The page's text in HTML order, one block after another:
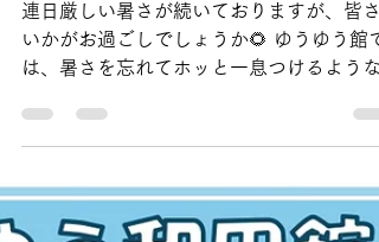
2026年 8月のお知らせ📢
連日厳しい暑さが続いておりますが、皆さ
は、暑さを忘れてホッと一息つけるような
涼しく快適なお部屋と冷水機をご用意して
としてご利用ください。 ゆうゆう館は区内
に住む60歳以上の方の憩い、生きがい学